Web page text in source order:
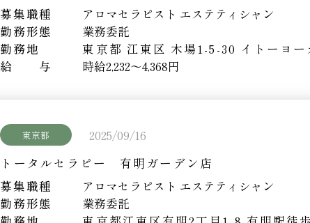
募集職種
アロマセラピスト エステティシャン
勤務形態
業務委託
勤務地
東京都 江東区 木場1-5-30 イトーヨ
給 与
時給2,232～4,368円
東京都
2025/09/16
トータルセラピー 有明ガーデン店
募集職種
アロマセラピスト エステティシャン
勤務形態
業務委託